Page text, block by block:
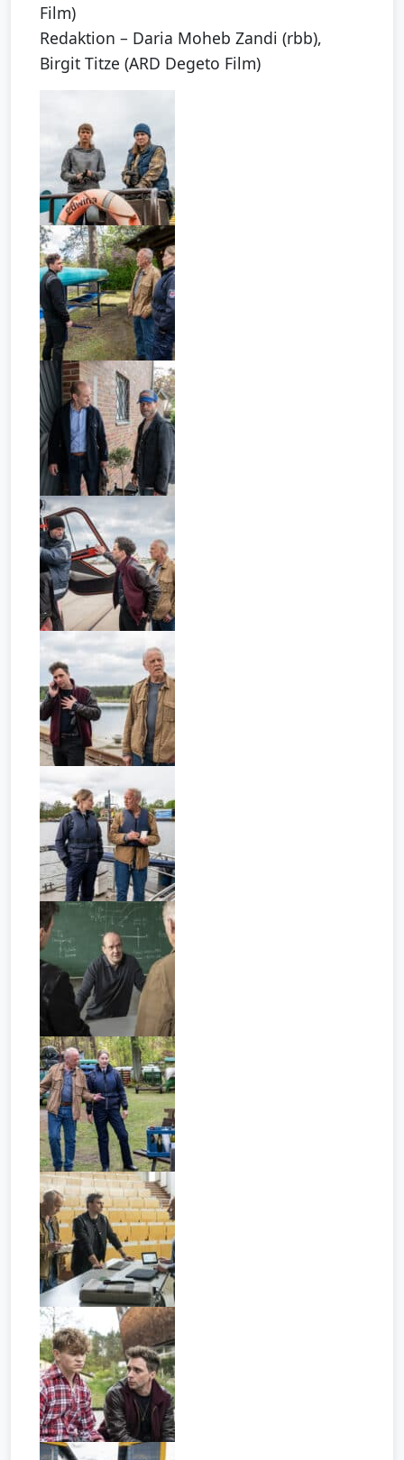
Film)
Redaktion – Daria Moheb Zandi (rbb),
Birgit Titze (ARD Degeto Film)